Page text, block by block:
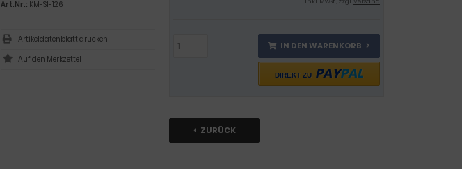
IN DEN WARENKORB
DIREKT ZU PAYPAL
ZURÜCK
Art.Nr.: KM-SI-126
Artikeldatenblatt drucken